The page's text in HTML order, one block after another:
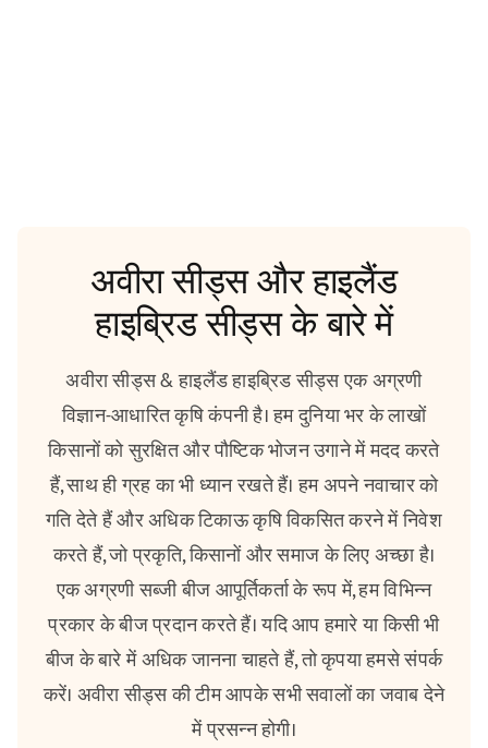
अवीरा सीड्स और हाइलैंड
हाइब्रिड सीड्स के बारे में
अवीरा सीड्स & हाइलैंड हाइब्रिड सीड्स एक अग्रणी
विज्ञान-आधारित कृषि कंपनी है। हम दुनिया भर के लाखों
किसानों को सुरक्षित और पौष्टिक भोजन उगाने में मदद करते
हैं, साथ ही ग्रह का भी ध्यान रखते हैं। हम अपने नवाचार को
गति देते हैं और अधिक टिकाऊ कृषि विकसित करने में निवेश
करते हैं, जो प्रकृति, किसानों और समाज के लिए अच्छा है।
एक अग्रणी सब्जी बीज आपूर्तिकर्ता के रूप में, हम विभिन्न
प्रकार के बीज प्रदान करते हैं। यदि आप हमारे या किसी भी
बीज के बारे में अधिक जानना चाहते हैं, तो कृपया हमसे संपर्क
करें। अवीरा सीड्स की टीम आपके सभी सवालों का जवाब देने
में प्रसन्न होगी।